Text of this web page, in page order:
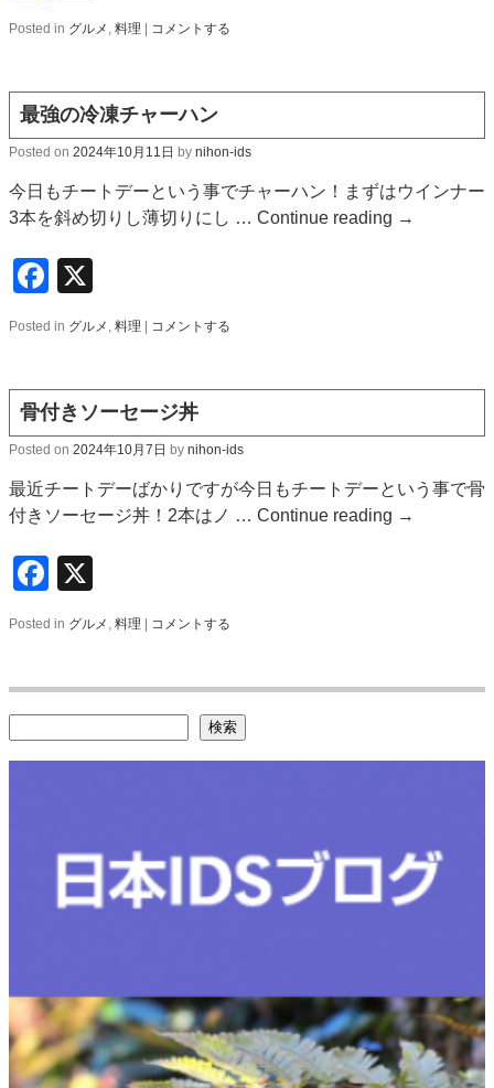
Posted in グルメ , 料理 コメントする
最強の冷凍チャーハン
Posted on 2024年10月11日 by nihon-ids
今日もチートデーという事でチャーハン！まずはウインナー
3本を斜め切りし薄切りにし … Continue reading →
Facebook
Posted in グルメ , 料理 コメントする
骨付きソーセージ丼
Posted on 2024年10月7日 by nihon-ids
最近チートデーばかりですが今日もチートデーという事で骨
付きソーセージ丼！2本はノ … Continue reading →
Facebook
Posted in グルメ , 料理 コメントする
検索